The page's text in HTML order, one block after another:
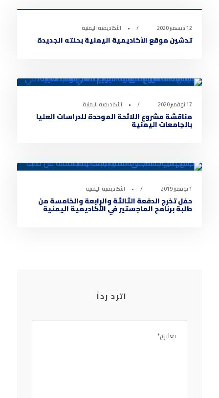
12 ديسمبر 2020 • الأكاديمية اليمنية
تدشين موقع الأكاديمية اليمنية بحلته الجديدة
17 نوفمبر 2020 • الأكاديمية اليمنية
مناقشة مشروع اللائحة الموحدة للدراسات العليا
بالجامعات اليمنية
1 نوفمبر 2019 • الأكاديمية اليمنية
حفل تخرج الدفعة الثالثة والرابعة والخامسة من
طلبة برنامج الماجستير في الأكاديمية اليمنية
اترد رداً